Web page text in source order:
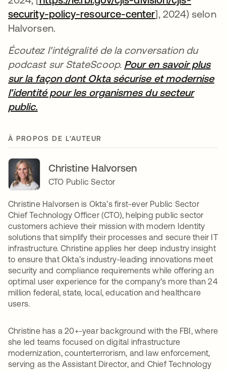
security-policy-resource-centers’ouvre dans
], 2024) selon
Halvorsen.
Écoutez l'intégralité de la conversation du
podcast sur StateScoop. Pour en savoir plus
sur la façon dont Okta sécurise et modernise
l'identité pour les organismes du secteur
public.
À PROPOS DE L’AUTEUR
Christine Halvorsen
CTO Public Sector
Christine Halvorsen is Okta’s first-ever Public Sector
Chief Technology Officer (CTO), helping public sector
customers achieve their mission with modern Identity
solutions that simplify their processes and secure their IT
infrastructure. Christine applies her deep industry insight
to ensure that Okta’s industry-leading innovations meet
security and compliance requirements while offering an
optimal user experience for the company’s more than 24
million federal, state, local, education and healthcare
users.
Christine has a 20+-year background with the FBI, where
she led teams focused on digital infrastructure
modernization, counterterrorism, and law enforcement,
serving as the Assistant Director, and Chief Technology